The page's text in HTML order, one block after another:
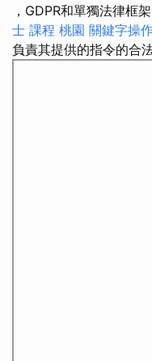
，GDPR和單獨法律框
士 課程 桃園 關鍵字操
負責其提供的指令的合法